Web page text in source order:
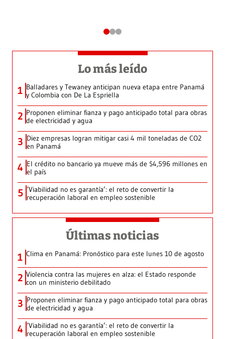
Lo más leído
1 Balladares y Tewaney anticipan nueva etapa entre Panamá
y Colombia con De La Espriella
2 Proponen eliminar fianza y pago anticipado total para obras
de electricidad y agua
3 Diez empresas logran mitigar casi 4 mil toneladas de CO2
en Panamá
4 El crédito no bancario ya mueve más de $4,596 millones en
el país
5 ‘Viabilidad no es garantía’: el reto de convertir la
recuperación laboral en empleo sostenible
Últimas noticias
1 Clima en Panamá: Pronóstico para este lunes 10 de agosto
2 Violencia contra las mujeres en alza: el Estado responde
con un ministerio debilitado
3 Proponen eliminar fianza y pago anticipado total para obras
de electricidad y agua
4 ‘Viabilidad no es garantía’: el reto de convertir la
recuperación laboral en empleo sostenible